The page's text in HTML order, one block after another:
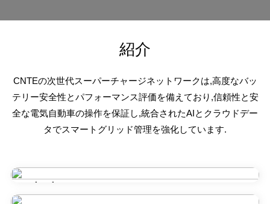
紹介
CNTEの次世代スーパーチャージネットワークは,高度なバッ
テリー安全性とパフォーマンス評価を備えており,信頼性と安
全な電気自動車の操作を保証し,統合されたAIとクラウドデー
タでスマートグリッド管理を強化しています.
Nimbus